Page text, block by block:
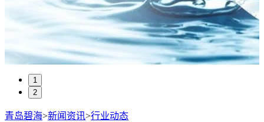
1
2
青岛碧海>新闻资讯>行业动态